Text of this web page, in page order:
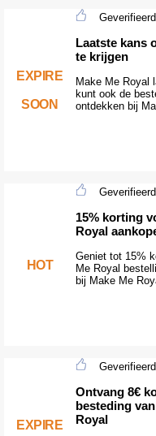
EXPIRE
SOON
Geverifieerd
Laatste kans
te krijgen
Make Me Royal
kunt ook de
ontdekken bij
HOT
Geverifieerd
15% korting
Royal
Geniet tot 15%
Me Royal
bij Make Me
EXPIRE
Geverifieerd
Ontvang 8€
besteding
Royal